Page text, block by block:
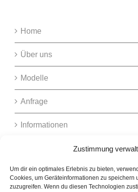
Zustimmung
Um dir ein optimales Erlebnis zu bieten,
Cookies, um Geräteinformationen zu speichern
zuzugreifen. Wenn du diesen Technologien
Home
Über uns
Modelle
Anfrage
Informationen
Versand